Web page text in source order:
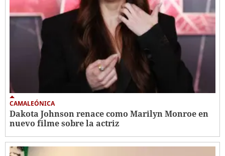
CAMALEÓNICA
Dakota Johnson renace como Marilyn Monroe en
nuevo filme sobre la actriz